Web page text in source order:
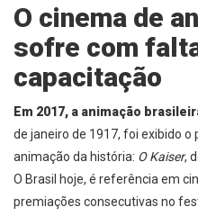
O cinema de
sofre com
capacitação
Em 2017, a animação
de janeiro de 1917, foi exibido
animação da história: O Kaiser,
O Brasil hoje, é referência em
premiações consecutivas no